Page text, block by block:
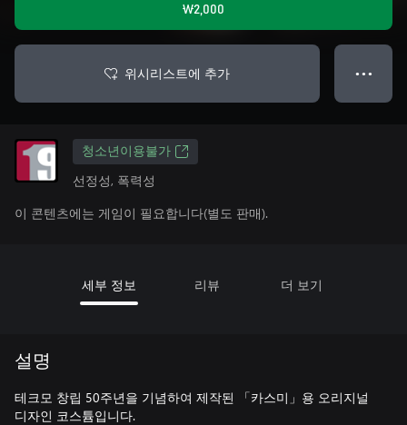
₩2,000
위시리스트에 추가 ● ● ●
청소년이용불가
선정성, 폭력성
이 콘텐츠에는 게임이 필요합니다(별도 판매).
세부 정보 리뷰 더 보기
설명
테크모 창립 50주년을 기념하여 제작된 「카스미」용 오리지널
디자인 코스튬입니다.